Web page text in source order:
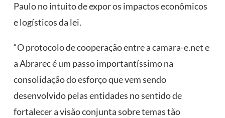
Paulo no intuito de expor os impactos econômicos
e logísticos da lei.
“O protocolo de cooperação entre a camara-e.net e
a Abrarec é um passo importantíssimo na
consolidação do esforço que vem sendo
desenvolvido pelas entidades no sentido de
fortalecer a visão conjunta sobre temas tão